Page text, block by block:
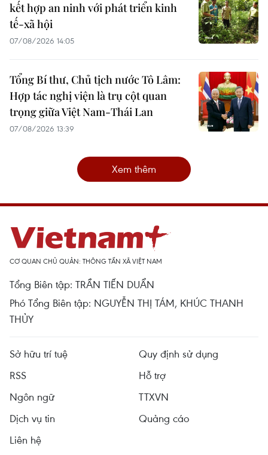
kết hợp an ninh với phát triển kinh
tế-xã hội
07/08/2026 14:05
Tổng Bí thư, Chủ tịch nước Tô Lâm:
Hợp tác nghị viện là trụ cột quan
trọng giữa Việt Nam-Thái Lan
07/08/2026 13:39
Xem thêm
CƠ QUAN CHỦ QUẢN: THÔNG TẤN XÃ VIỆT NAM
Tổng Biên tập: TRẦN TIẾN DUẨN
Phó Tổng Biên tập: NGUYỄN THỊ TÁM, KHÚC THANH
THỦY
Sở hữu trí tuệ
Quy định sử dụng
RSS
Hỗ trợ
Ngôn ngữ
TTXVN
Dịch vụ tin
Quảng cáo
Liên hệ